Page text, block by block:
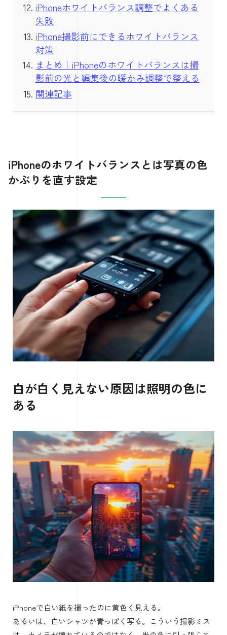
iPhoneホワイトバランス調整でよくある
失敗
iPhone撮影前にできるホワイトバランス
対策
まとめ｜iPhoneのホワイトバランスは撮
影前の光と編集後の暖かみ調整で整える
関連記事
iPhoneのホワイトバランスとは写真の色
かぶりを直す設定
白が白く見えない原因は照明の色に
ある
iPhoneで白い紙を撮ったのに黄色く見える。
あるいは、白いシャツが青っぽく写る。こういう撮影ミス